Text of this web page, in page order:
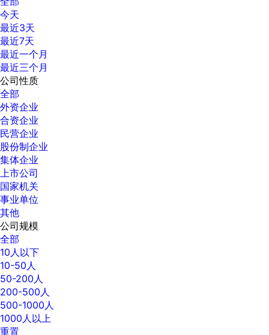
今天
最近3天
最近7天
最近一个月
最近三个月
公司性质
全部
外资企业
合资企业
民营企业
股份制企业
集体企业
上市公司
国家机关
事业单位
其他
公司规模
全部
10人以下
10-50人
50-200人
200-500人
500-1000人
1000人以上
重置